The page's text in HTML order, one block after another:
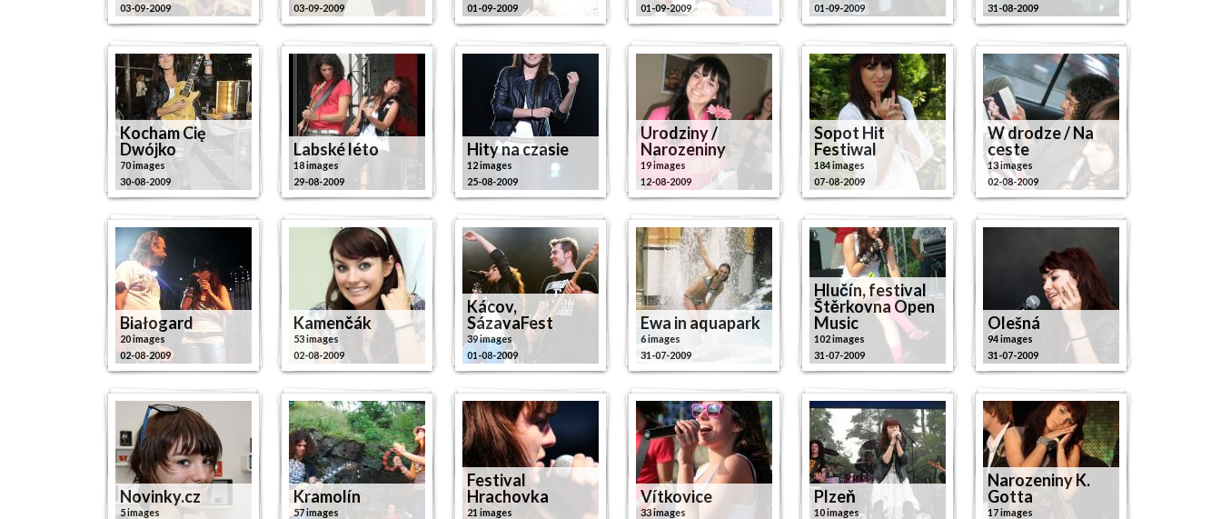
03-09-2009
03-09-2009
01-09-2009
01-09-2009
01-09-2009
31-08-2009
Kocham Cię
Dwójko
70 images
30-08-2009
Labské léto
18 images
29-08-2009
Hity na czasie
12 images
25-08-2009
Urodziny /
Narozeniny
19 images
12-08-2009
Sopot Hit
Festiwal
184 images
07-08-2009
W drodze / Na
ceste
13 images
02-08-2009
Białogard
20 images
02-08-2009
Kamenčák
53 images
02-08-2009
Kácov,
SázavaFest
39 images
01-08-2009
Ewa in aquapark
6 images
31-07-2009
Hlučín, festival
Štěrkovna Open
Music
102 images
31-07-2009
Olešná
94 images
31-07-2009
Novinky.cz
5 images
Kramolín
57 images
Festival
Hrachovka
21 images
Vítkovice
33 images
Plzeň
10 images
Narozeniny K.
Gotta
17 images